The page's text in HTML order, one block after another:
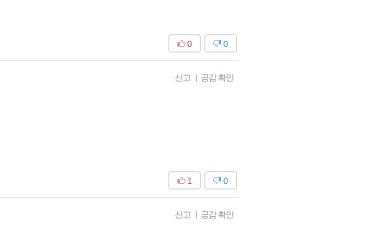
0
0
신고 | 공감 확인
0
1
신고 | 공감 확인